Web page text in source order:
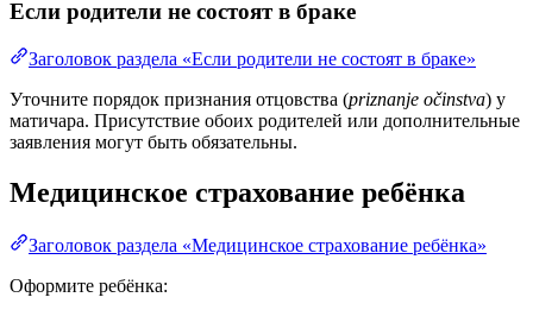
Если родители не состоят в браке
Заголовок раздела «Если родители не состоят в браке»
Уточните порядок признания отцовства (priznanje očinstva) у
матичара. Присутствие обоих родителей или дополнительные
заявления могут быть обязательны.
Медицинское страхование ребёнка
Заголовок раздела «Медицинское страхование ребёнка»
Оформите ребёнка: